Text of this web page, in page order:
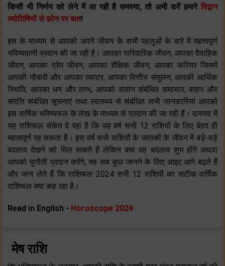
किसी भी निर्णय को लेने में आ रही है समस्या, तो अभी करें हमारे विद्वान
ज्योतिषियों से फ़ोन पर बात!
इस के माध्यम से आपको अपने जीवन के सभी पहलुओं के बारे में महत्वपूर्ण
भविष्यवाणी प्रदान की जा रही है। आपका पारिवारिक जीवन, आपका वैवाहिक
जीवन, आपका प्रेम जीवन, आपका शैक्षिक जीवन, आपका करियर जिसमें
आपकी नौकरी और आपका व्यापार, आपका वित्तीय संतुलन, आपकी आर्थिक
स्थिति, आपका धन और लाभ, आपको संतान संबंधित समाचार, वाहन और
संपत्ति संबंधित सूचनाएं तथा स्वास्थ्य से संबंधित सभी जानकारियां आपको
इस वार्षिक भविष्यफल के लेख के माध्यम से प्रदान की जा रही हैं। वास्तव में
यह राशिफल संकेत दे रहा है कि यह वर्ष सभी 12 राशियों के लिए बेहद ही
महत्वपूर्ण रह सकता है। इस वर्ष सभी राशियों के जातकों के जीवन में बड़े-बड़े
बदलाव देखने को मिल सकते हैं लेकिन क्या वह बदलाव शुभ होंगे अथवा
आपको चुनौती प्रदान करेंगे, यह सब कुछ जानने के लिए आइए आगे बढ़ते हैं
और जान लेते हैं कि राशिफल 2024 सभी 12 राशियों का सटीक वार्षिक
राशिफल क्या कह रहा है।
Read in English - Horoscope 2024
मेष राशि